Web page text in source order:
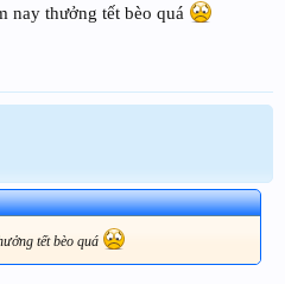
nay thưởng tết bèo quá
tết bèo quá